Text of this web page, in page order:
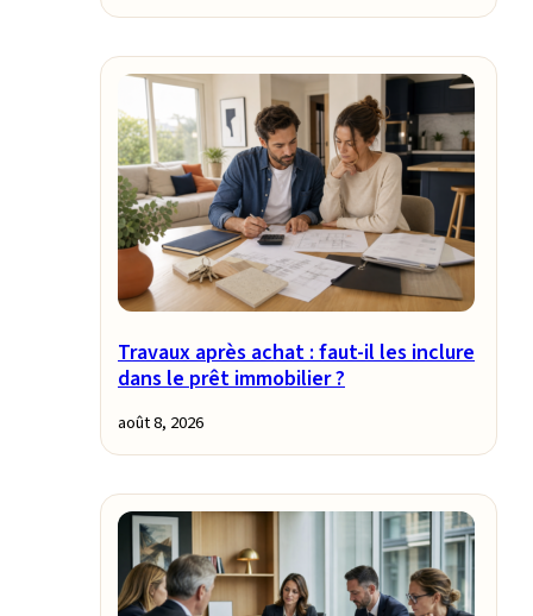
Travaux après achat : faut-il les inclure
dans le prêt immobilier ?
août 8, 2026